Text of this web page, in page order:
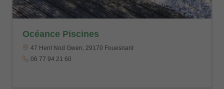
Océance Piscines
47 Hent Nod Gwen, 29170 Fouesnant
06 77 94 21 60